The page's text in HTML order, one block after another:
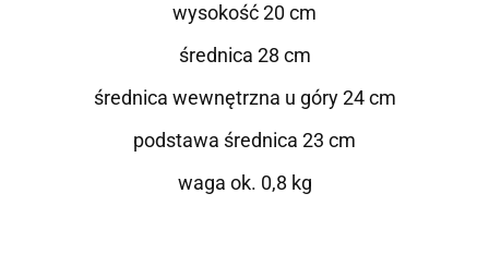
wysokość 20 cm
średnica 28 cm
średnica wewnętrzna u góry 24 cm
podstawa średnica 23 cm
waga ok. 0,8 kg